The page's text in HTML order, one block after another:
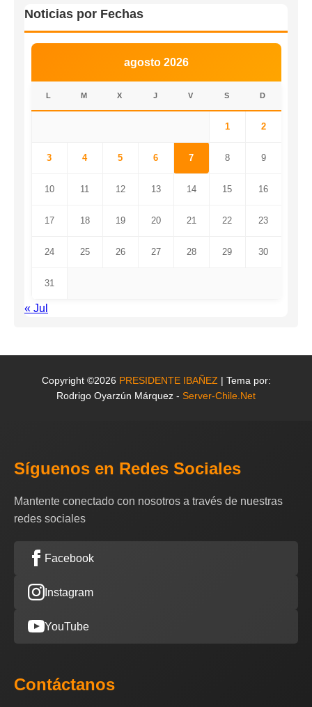
Noticias por Fechas
agosto 2026
L M X J V S D
1 2
3 4 5 6 7 8 9
10 11 12 13 14 15 16
17 18 19 20 21 22 23
24 25 26 27 28 29 30
31
« Jul
Copyright ©2026 PRESIDENTE IBAÑEZ | Tema por:
Rodrigo Oyarzún Márquez - Server-Chile.Net
Síguenos en Redes Sociales
Mantente conectado con nosotros a través de nuestras
redes sociales
Facebook
Instagram
YouTube
Contáctanos